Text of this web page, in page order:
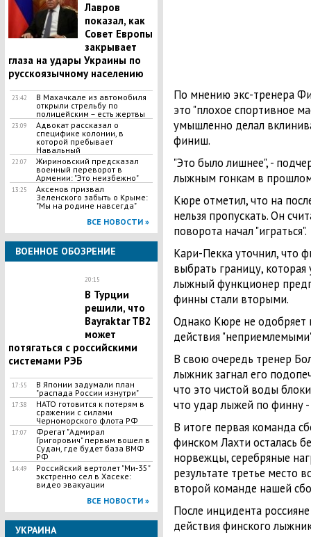
Лавров
показал, как
Совет Европы
закрывает
глаза на удары Украины по
русскоязычному населению
23:42
В Махачкале из автомобиля
открыли стрельбу по
полицейским – есть жертвы
23:09
Адвокат рассказал о
специфике колонии, в
которой пребывает
Навальный
22:07
Жириновский предсказал
военный переворот в
Армении: "Это неизбежно"
13:25
Аксенов призвал
Зеленского забыть о Крыме:
"Мы на родине навсегда"
ВСЕ НОВОСТИ »
ВОЕННОЕ ОБОЗРЕНИЕ
20:15
В Турции
решили, что
Bayraktar TB2
может
потягаться с российскими
системами РЭБ
17:55
В Японии задумали план
"распада России изнутри"
17:38
НАТО готовится к потерям в
сражении с силами
Черноморского флота РФ
17:07
Фрегат "Адмирал
Григорович" первым вошел в
Судан, где будет база ВМФ
РФ
14:49
Российский вертолет "Ми-35"
экстренно сел в Хасеке:
видео эвакуации
ВСЕ НОВОСТИ »
УКРАИНА
По мнению экс-тренера
это "плохое спортивное
умышленно делал
финиш.
"Это было лишнее", -
лыжным гонкам в
Кюре отметил, что на
нельзя пропускать. Он
поворота начал "играться".
Кари-Пекка уточнил, что
выбрать границу,
лыжный функционер
финны стали вторыми.
Однако Кюре не одобряет
действия
В свою очередь тренер
лыжник загнал его
что это чистой воды
что удар лыжей по финну -
В итоге первая команда
финском Лахти осталась
норвежцы, серебряные
результате третье место
второй команде нашей
После инцидента
действия финского